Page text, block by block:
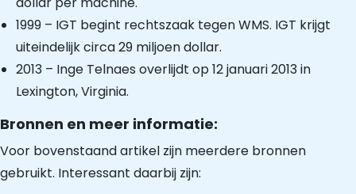
1999 – IGT begint rechtszaak tegen WMS. IGT krijgt
uiteindelijk circa 29 miljoen dollar.
2013 – Inge Telnaes overlijdt op 12 januari 2013 in
Lexington, Virginia.
Bronnen en meer informatie:
Voor bovenstaand artikel zijn meerdere bronnen
gebruikt. Interessant daarbij zijn: